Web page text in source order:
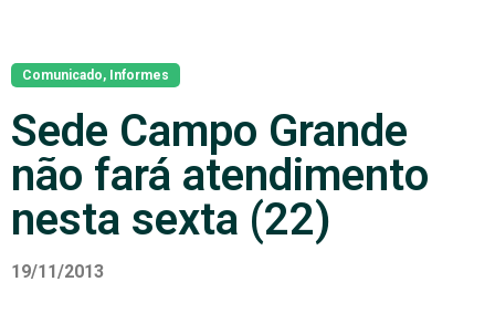
Comunicado, Informes
Sede Campo Grande
não fará atendimento
nesta sexta (22)
19/11/2013